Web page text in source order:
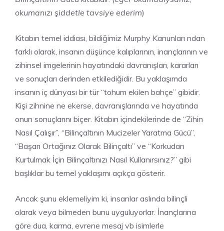
okumanızı şiddetle tavsiye ederim)
Kitabın temel iddiası, bildiğimiz Murphy Kanunları ndan
farklı olarak, insanın düşünce kalıplarının, inançlarının ve
zihinsel imgelerinin hayatındaki davranışları, kararları
ve sonuçları derinden etkilediğidir. Bu yaklaşımda
insanın iç dünyası bir tür “tohum ekilen bahçe” gibidir.
Kişi zihnine ne ekerse, davranışlarında ve hayatında
onun sonuçlarını biçer. Kitabın içindekilerinde de “Zihin
Nasıl Çalışır”, “Bilinçaltının Mucizeler Yaratma Gücü”,
“Başarı Ortağınız Olarak Bilinçaltı” ve “Korkudan
Kurtulmak İçin Bilinçaltınızı Nasıl Kullanırsınız?” gibi
başlıklar bu temel yaklaşımı açıkça gösterir.
Ancak şunu eklemeliyim ki, insanlar aslında bilinçli
olarak veya bilmeden bunu uyguluyorlar. İnançlarına
göre dua, karma, evrene mesaj vb isimlerle